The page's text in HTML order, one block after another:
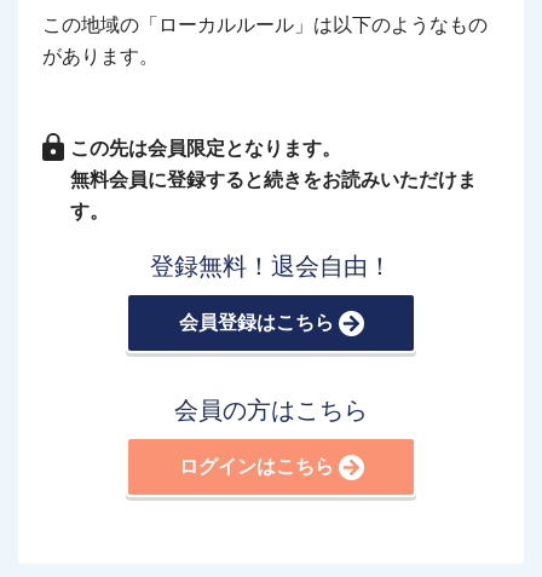
この地域の「ローカルルール」は以下のようなもの
があります。
この先は会員限定となります。
無料会員に登録すると続きをお読みいただけま
す。
登録無料！退会自由！
会員登録はこちら
会員の方はこちら
ログインはこちら